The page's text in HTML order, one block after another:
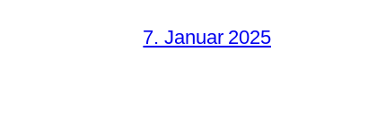
7. Januar 2025